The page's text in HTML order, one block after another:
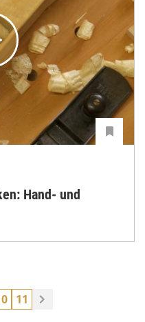
Hand- und
11